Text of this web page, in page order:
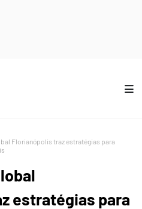
Florianópolis traz estratégias para
estratégias para